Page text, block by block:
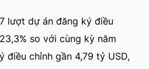
lượt dự án đăng ký điều
so với cùng kỳ năm
điều chỉnh gần 4,79 tỷ USD,